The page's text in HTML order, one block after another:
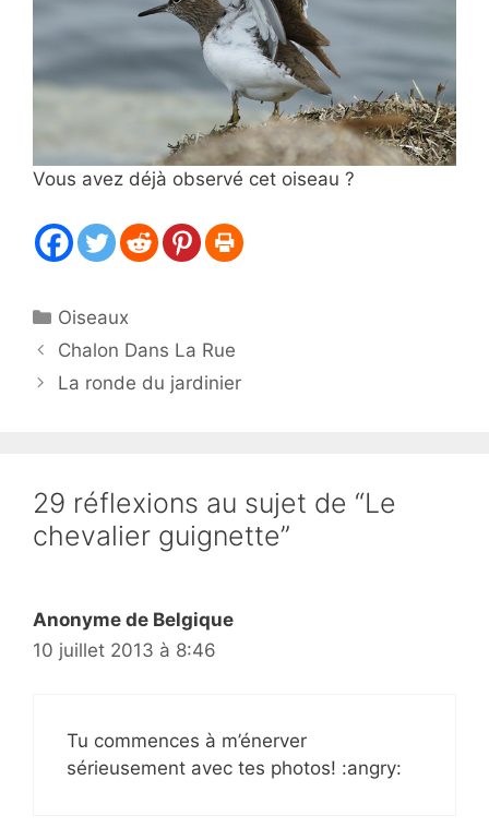
Vous avez déjà observé cet oiseau ?
Catégories
Oiseaux
Chalon Dans La Rue
La ronde du jardinier
29 réflexions au sujet de “Le
chevalier guignette”
Anonyme de Belgique
10 juillet 2013 à 8:46
Tu commences à m’énerver
sérieusement avec tes photos! :angry: